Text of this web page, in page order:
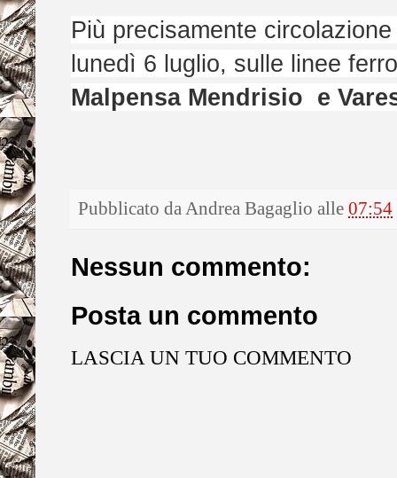
Più precisamente c
lunedì 6 luglio, sulle linee
Malpensa Mendrisio e
Pubblicato da Andrea Bagaglio alle 07:54
Nessun commento:
Posta un commento
LASCIA UN TUO COMMENTO